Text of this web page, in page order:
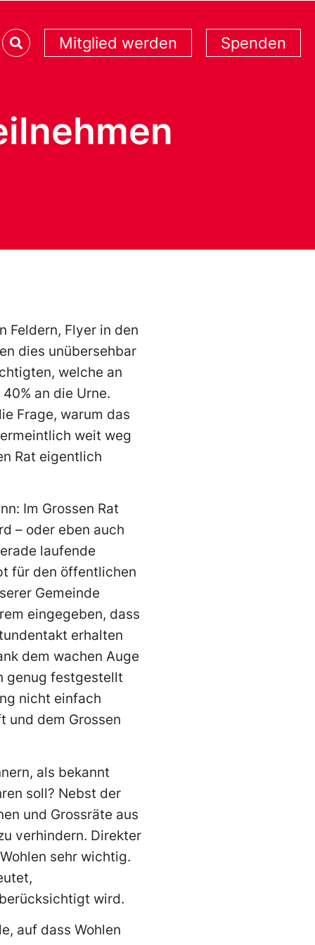
Mitglied werden Spenden
Feldern, Flyer in den
dies unübersehbar
welche an
an die Urne.
Frage, warum das
weit weg
Rat eigentlich
Im Grossen Rat
– oder eben auch
laufende
für den öffentlichen
Gemeinde
eingegeben, dass
erhalten
dem wachen Auge
genug festgestellt
nicht einfach
und dem Grossen
als bekannt
soll? Nebst der
und Grossräte aus
verhindern. Direkter
sehr wichtig.
wird.
auf dass Wohlen